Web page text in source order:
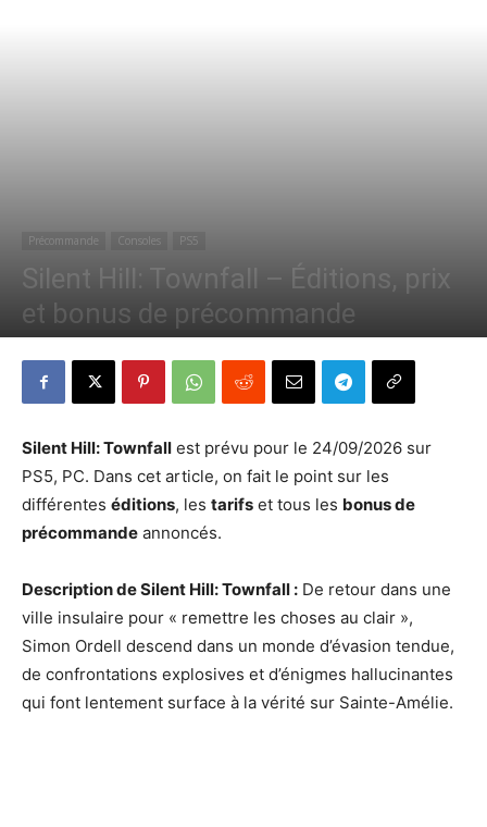
Précommande Consoles PS5
Silent Hill: Townfall – Éditions, prix
et bonus de précommande
Silent Hill: Townfall est prévu pour le 24/09/2026 sur
PS5, PC. Dans cet article, on fait le point sur les
différentes éditions, les tarifs et tous les bonus de
précommande annoncés.
Description de Silent Hill: Townfall : De retour dans une
ville insulaire pour « remettre les choses au clair »,
Simon Ordell descend dans un monde d’évasion tendue,
de confrontations explosives et d’énigmes hallucinantes
qui font lentement surface à la vérité sur Sainte-Amélie.